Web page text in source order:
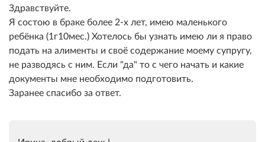
Здравствуйте.
Я состою в браке более 2-х лет, имею маленького
ребёнка (1г10мес.) Хотелось бы узнать имею ли я право
подать на алименты и своё содержание моему супругу,
не разводясь с ним. Если "да" то с чего начать и какие
документы мне необходимо подготовить.
Заранее спасибо за ответ.